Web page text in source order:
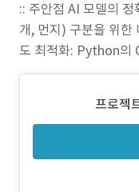
:: 주안점 AI 모델의
개, 먼지) 구분을 위한
도 최적화: Python의
연 시간을 1초 이내로
듈화된 코드 구조로
프로젝